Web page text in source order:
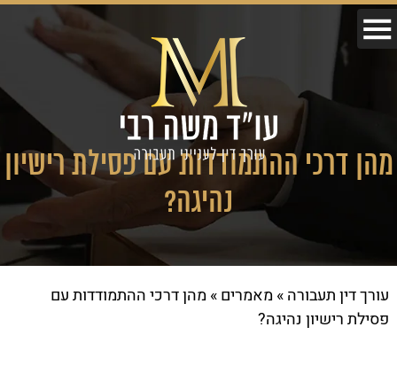
מהן דרכי ההתמודדות עם פסילת רישיון
נהיגה?
עורך דין תעבורה» מאמרים» מהן דרכי ההתמודדות עם
פסילת רישיון נהיגה?